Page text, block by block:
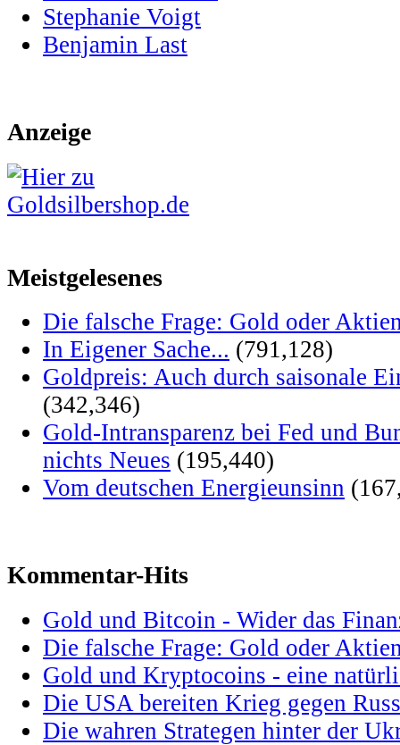
Stephanie Voigt
Benjamin Last
Anzeige
Meistgelesenes
Die falsche Frage: Gold oder
In Eigener Sache... (791,128)
Goldpreis: Auch durch saisonale
(342,346)
Gold-Intransparenz bei Fed und
nichts Neues (195,440)
Vom deutschen Energieunsinn
Kommentar-Hits
Gold und Bitcoin - Wider das
Die falsche Frage: Gold oder
Gold und Kryptocoins - eine
Die USA bereiten Krieg gegen
Die wahren Strategen hinter der